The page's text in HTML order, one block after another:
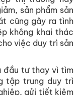
sản phẩm sản
cũng gây ra tình
không khai thác
việc duy trì sản
đầu tư thay vì tìm
tập trung duy trì
gửi tiết kiệm